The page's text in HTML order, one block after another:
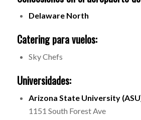
Delaware North
Catering para vuelos:
Sky Chefs
Universidades:
Arizona State University
1151 South Forest Ave